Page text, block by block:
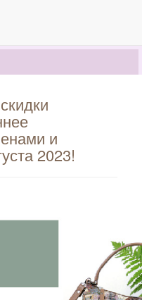
и
2023!